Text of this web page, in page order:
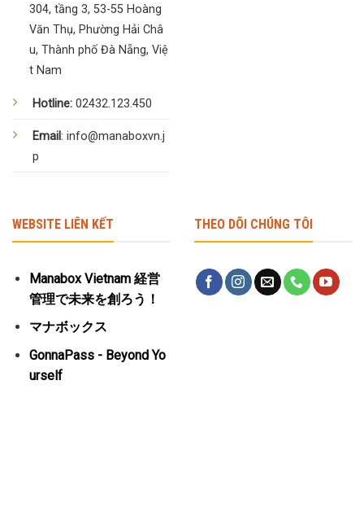
304, tầng 3, 53-55 Hoàng
Văn Thụ, Phường Hải Châ
u, Thành phố Đà Nẵng, Việ
t Nam
Hotline: 02432.123.450
Email: info@manaboxvn.j
p
WEBSITE LIÊN KẾT
Manabox Vietnam 経営
管理で未来を創ろう！
マナボックス
GonnaPass - Beyond Yo
urself
THEO DÕI CHÚNG TÔI